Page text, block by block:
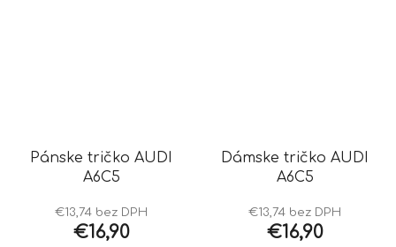
Pánske tričko AUDI
A6C5
€13,74 bez DPH
€16,90
Dámske tričko AUDI
A6C5
€13,74 bez DPH
€16,90